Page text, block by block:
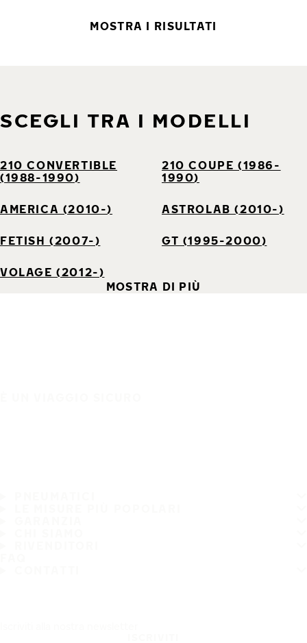
MOSTRA I RISULTATI
SCEGLI TRA I MODELLI
210 CONVERTIBLE
(1988-1990)
210 COUPE (1986-
1990)
AMERICA (2010-) ASTROLAB (2010-)
FETISH (2007-) GT (1995-2000)
VOLAGE (2012-)
MOSTRA DI PIÙ